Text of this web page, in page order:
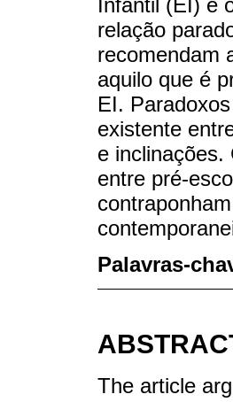
Infantil (EI) e
relação
recomendam
aquilo que é
EI.
existente
e inclinações.
entre pré-
Palavras-
The article